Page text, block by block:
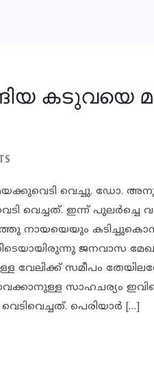
കടുവയെ
വെച്ചു. ഡോ.
ഇന്ന് പുലര്‍ച്ചെ
നായയെയും
ജനവാസ
വേലിക്ക് സമീപം
സാഹചര്യം
പെരിയാര്‍ […]